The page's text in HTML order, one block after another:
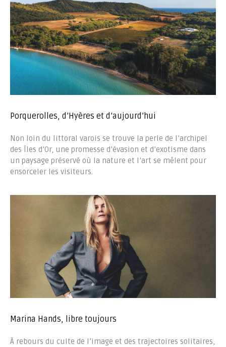
Porquerolles, d’Hyères et d’aujourd’hui
Non loin du littoral varois se trouve la perle de l’archipel
des Îles d’Or, une promesse d’évasion et d’exotisme dans
un paysage préservé où la nature et l’art se mêlent pour
ensorceler les visiteurs.
Marina Hands, libre toujours
À rebours du culte de l’image et des trajectoires solitaires,